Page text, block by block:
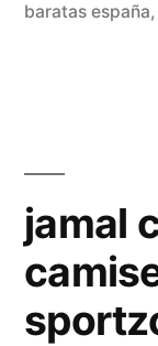
baratas españa,
jamal